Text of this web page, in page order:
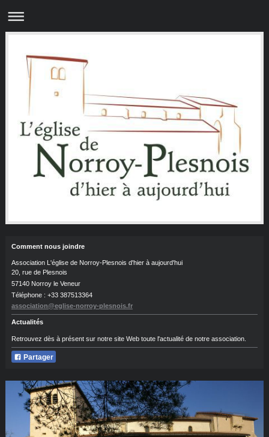
Comment nous joindre
Association L'église de Norroy-Plesnois d'hier à aujourd'hui
20, rue de Plesnois
57140 Norroy le Veneur
Téléphone : +33 387513364
association@eglise-norroy-plesnois.fr
Actualités
Retrouvez dès à présent sur notre site Web toute l'actualité de notre association.
Partager